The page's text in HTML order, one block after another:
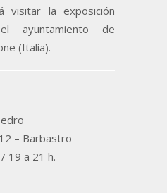
visitar la exposición
ayuntamiento de
(Italia).
– Barbastro
19 a 21 h.